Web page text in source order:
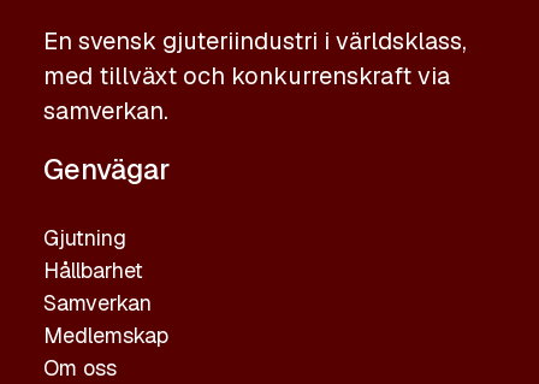
En svensk gjuteriindustri i världsklass,
med tillväxt och konkurrenskraft via
samverkan.
Genvägar
Gjutning
Hållbarhet
Samverkan
Medlemskap
Om oss